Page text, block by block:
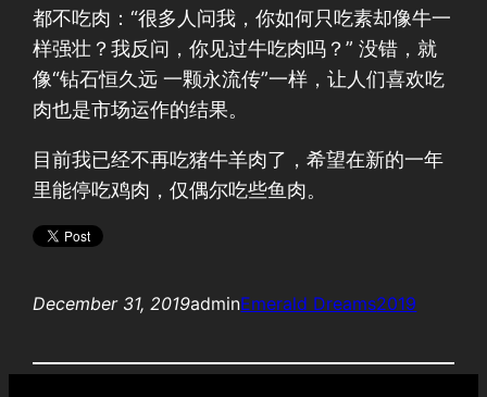
都不吃肉：“很多人问我，你如何只吃素却像牛一
样强壮？我反问，你见过牛吃肉吗？” 没错，就
像“钻石恒久远 一颗永流传”一样，让人们喜欢吃
肉也是市场运作的结果。
目前我已经不再吃猪牛羊肉了，希望在新的一年
里能停吃鸡肉，仅偶尔吃些鱼肉。
December 31, 2019adminEmerald Dreams2019